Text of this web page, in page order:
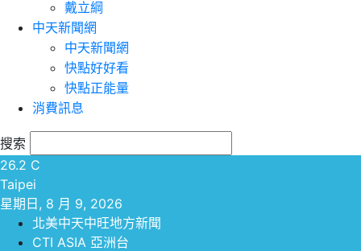
戴立綱
中天新聞網
中天新聞網
快點好好看
快點正能量
消費訊息
搜索
26.2 C
Taipei
星期日, 8 月 9, 2026
北美中天中旺地方新聞
CTI ASIA 亞洲台